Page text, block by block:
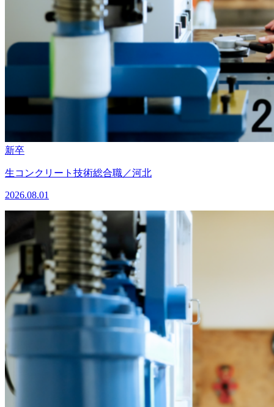
新卒
生コンクリート技術総合職／河北
2026.08.01